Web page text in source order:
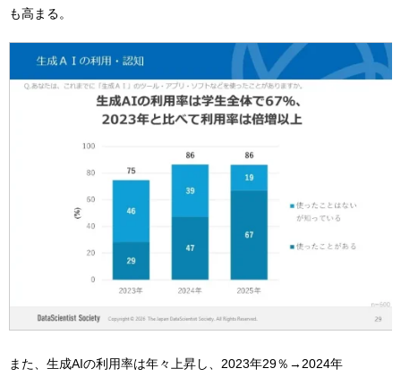
も高まる。
また、生成AIの利用率は年々上昇し、2023年29％→2024年